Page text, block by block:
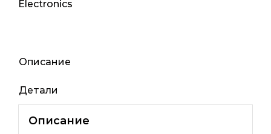
Electronics
Описание
Детали
Описание